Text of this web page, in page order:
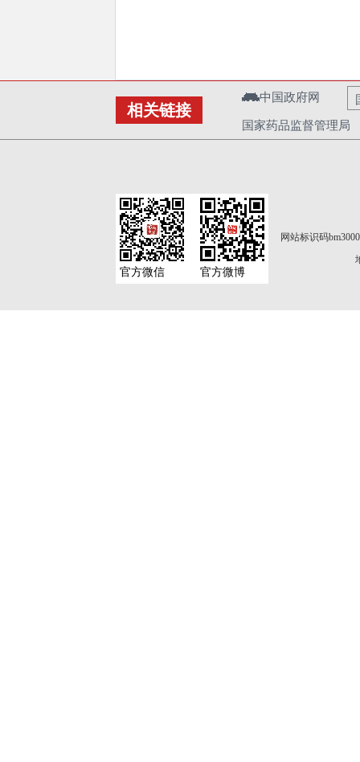
相关链接
中国政府网
国家药品监督管理局
网站标识码
官方微信 官方微博